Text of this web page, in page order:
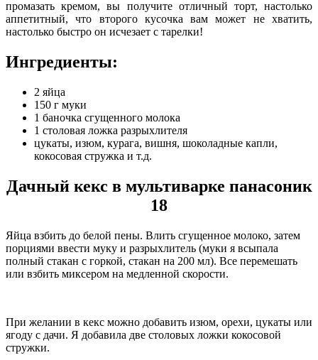
промазать кремом, вы получите отличный торт, настолько
аппетитный, что второго кусочка вам может не хватить,
настолько быстро он исчезает с тарелки!
Ингредиенты:
2 яйца
150 г муки
1 баночка сгущенного молока
1 столовая ложка разрыхлителя
цукаты, изюм, курага, вишня, шоколадные капли,
кокосовая стружка и т.д.
Дачный кекс в мультиварке панасоник
18
Яйца взбить до белой пены. Влить сгущенное молоко, затем
порциями ввести муку и разрыхлитель (муки я всыпала
полный стакан с горкой, стакан на 200 мл). Все перемешать
или взбить миксером на медленной скорости.
При желании в кекс можно добавить изюм, орехи, цукаты или
ягоду с дачи. Я добавила две столовых ложки кокосовой
стружки.